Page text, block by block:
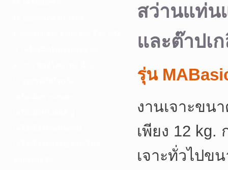
สว่านแท่น
และต๊าปเ
รุ่น
งานเจาะขน
เพียง 12 kg.
เจาะทั่วไปข